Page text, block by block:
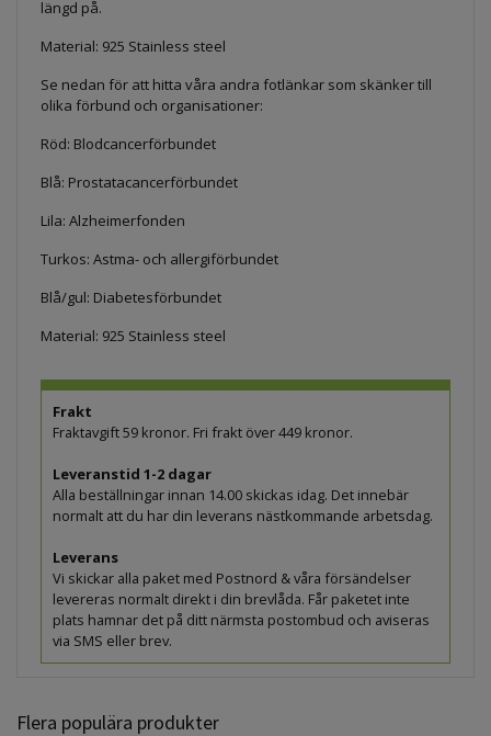
längd på.
Material: 925 Stainless steel
Se nedan för att hitta våra andra fotlänkar som skänker till
olika förbund och organisationer:
Röd: Blodcancerförbundet
Blå: Prostatacancerförbundet
Lila: Alzheimerfonden
Turkos: Astma- och allergiförbundet
Blå/gul: Diabetesförbundet
Material: 925 Stainless steel
Frakt
Fraktavgift 59 kronor. Fri frakt över 449 kronor.
Leveranstid 1-2 dagar
Alla beställningar innan 14.00 skickas idag. Det innebär
normalt att du har din leverans nästkommande arbetsdag.
Leverans
Vi skickar alla paket med Postnord & våra försändelser
levereras normalt direkt i din brevlåda. Får paketet inte
plats hamnar det på ditt närmsta postombud och aviseras
via SMS eller brev.
Flera populära produkter